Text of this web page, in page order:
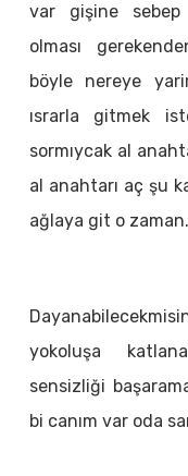
var gişine sebep
olması
böyle nereye
ısrarla gitmek
sormıycak al
al anahtarı aç şu
ağlaya git o zaman.
yokoluşa
sensizliği
bi canım var oda